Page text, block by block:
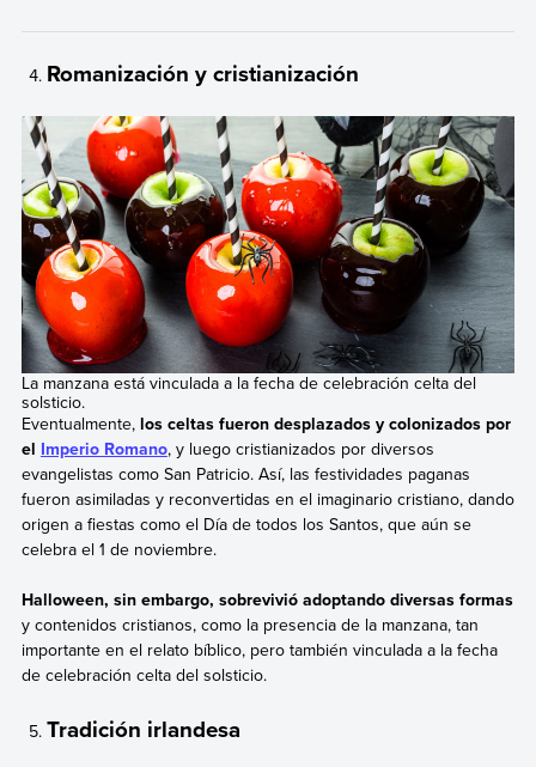
Romanización y cristianización
La manzana está vinculada a la fecha de celebración celta del
solsticio.
Eventualmente, los celtas fueron desplazados y colonizados por
el Imperio Romano, y luego cristianizados por diversos
evangelistas como San Patricio. Así, las festividades paganas
fueron asimiladas y reconvertidas en el imaginario cristiano, dando
origen a fiestas como el Día de todos los Santos, que aún se
celebra el 1 de noviembre.
Halloween, sin embargo, sobrevivió adoptando diversas formas
y contenidos cristianos, como la presencia de la manzana, tan
importante en el relato bíblico, pero también vinculada a la fecha
de celebración celta del solsticio.
Tradición irlandesa